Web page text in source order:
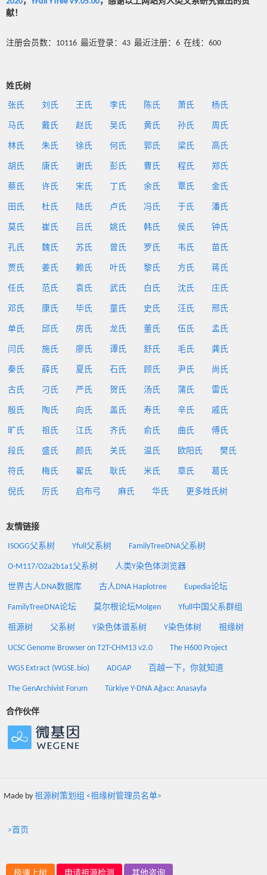
献！
注册会员数：10116 最近登录：43 最近注册：6 在线：600
姓氏树
张氏 刘氏 王氏 李氏 陈氏 萧氏 杨氏
马氏 戴氏 赵氏 吴氏 黄氏 孙氏 周氏
林氏 朱氏 徐氏 何氏 郭氏 梁氏 高氏
胡氏 唐氏 谢氏 彭氏 曹氏 程氏 郑氏
蔡氏 许氏 宋氏 丁氏 余氏 覃氏 金氏
田氏 杜氏 陆氏 卢氏 冯氏 于氏 潘氏
莫氏 崔氏 吕氏 姚氏 韩氏 侯氏 钟氏
孔氏 魏氏 苏氏 曾氏 罗氏 韦氏 苗氏
贾氏 姜氏 赖氏 叶氏 黎氏 方氏 蒋氏
任氏 范氏 袁氏 武氏 白氏 沈氏 庄氏
邓氏 康氏 毕氏 童氏 史氏 汪氏 邢氏
单氏 邱氏 房氏 龙氏 董氏 伍氏 孟氏
闫氏 施氏 廖氏 谭氏 舒氏 毛氏 龚氏
秦氏 薛氏 夏氏 石氏 顾氏 尹氏 尚氏
古氏 刁氏 严氏 贺氏 汤氏 蒲氏 雷氏
殷氏 陶氏 向氏 盖氏 寿氏 辛氏 戚氏
旷氏 祖氏 江氏 齐氏 俞氏 曲氏 傅氏
段氏 盛氏 颜氏 关氏 温氏 欧阳氏 樊氏
符氏 梅氏 翟氏 耿氏 米氏 章氏 葛氏
倪氏 厉氏 启布弓 麻氏 华氏 更多姓氏树
友情链接
ISOGG父系树 Yfull父系树 FamilyTreeDNA父系树
O-M117/O2a2b1a1父系树 人类Y染色体浏览器
世界古人DNA数据库 古人DNA Haplotree Eupedia论坛
FamilyTreeDNA论坛 莫尔根论坛Molgen Yfull中国父系群组
祖源树 父系树 Y染色体谱系树 Y染色体树 祖缘树
UCSC Genome Browser on T2T-CHM13 v2.0 The H600 Project
WGS Extract (WGSE.bio) ADGAP 百越一下，你就知道
The GenArchivist Forum Türkiye Y-DNA Ağacı: Anasayfa
合作伙伴
Made by 祖源树策划组 <祖缘树管理员名单>
>首页